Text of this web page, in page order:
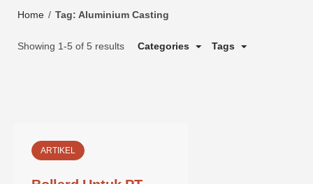
Home / Tag: Aluminium Casting
Showing 1-5 of 5 results Categories Tags
ARTIKEL